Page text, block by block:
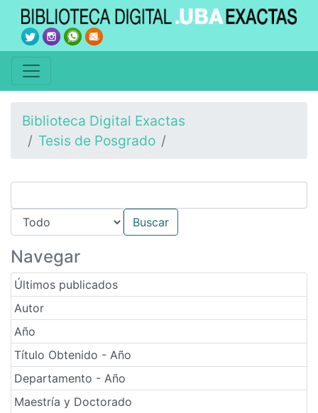
Biblioteca Digital Exactas
Tesis de Posgrado
Navegar
Últimos publicados
Autor
Año
Título Obtenido - Año
Departamento - Año
Maestría y Doctorado